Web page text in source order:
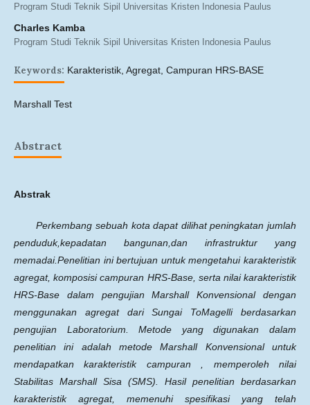
Program Studi Teknik Sipil Universitas Kristen Indonesia Paulus
Charles Kamba
Program Studi Teknik Sipil Universitas Kristen Indonesia Paulus
Keywords: Karakteristik, Agregat, Campuran HRS-BASE
Marshall Test
Abstract
Abstrak
Perkembang sebuah kota dapat dilihat peningkatan jumlah
penduduk,kepadatan bangunan,dan infrastruktur yang
memadai.Penelitian ini bertujuan untuk mengetahui karakteristik
agregat, komposisi campuran HRS-Base, serta nilai karakteristik
HRS-Base dalam pengujian Marshall Konvensional dengan
menggunakan agregat dari Sungai ToMagelli berdasarkan
pengujian Laboratorium. Metode yang digunakan dalam
penelitian ini adalah metode Marshall Konvensional untuk
mendapatkan karakteristik campuran , memperoleh nilai
Stabilitas Marshall Sisa (SMS). Hasil penelitian berdasarkan
karakteristik agregat, memenuhi spesifikasi yang telah